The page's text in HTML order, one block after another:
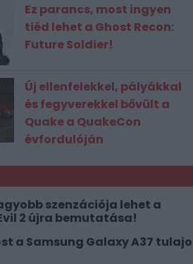
Ez parancs, most ingyen
tiéd lehet a Ghost Recon:
Future Soldier!
Új ellenfelekkel, pályákkal
és fegyverekkel bővült a
Quake a QuakeCon
évfordulóján
szenzációja lehet a
2 újra bemutatása!
a Samsung Galaxy A37